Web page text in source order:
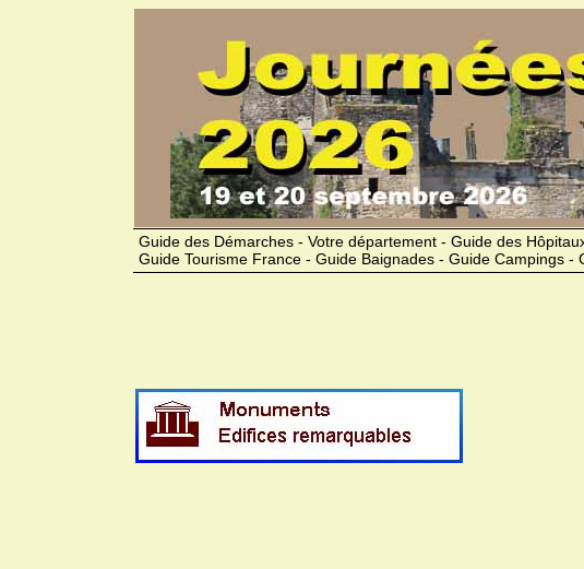
Guide des Démarches - Votre département - Guide des
Guide Tourisme France - Guide Baignades - Guide Campings